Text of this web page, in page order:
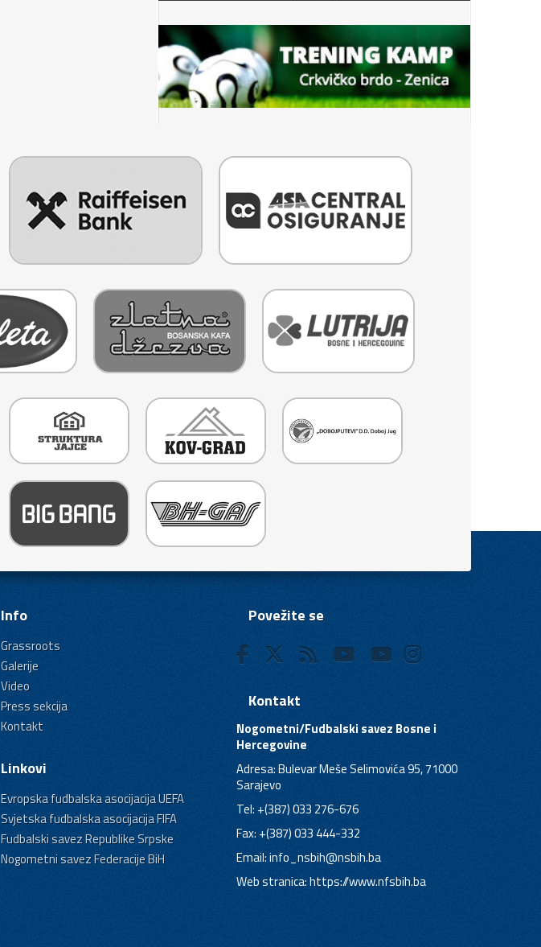
Info
Grassroots
Galerije
Video
Press sekcija
Kontakt
Linkovi
Evropska fudbalska asocijacija UEFA
Svjetska fudbalska asocijacija FIFA
Fudbalski savez Republike Srpske
Nogometni savez Federacije BiH
Povežite se
Kontakt
Nogometni/Fudbalski savez Bosne i
Hercegovine
Adresa: Bulevar Meše Selimovića 95, 71000
Sarajevo
Tel: +(387) 033 276-676
Fax: +(387) 033 444-332
Email:info_nsbih@nsbih.ba
Web stranica: https://www.nfsbih.ba